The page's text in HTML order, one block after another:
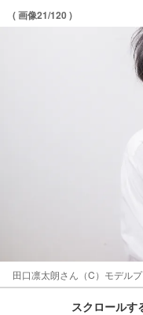
( 画像21/120 )
田口凛太朗さん（C）モデル
スクロールす